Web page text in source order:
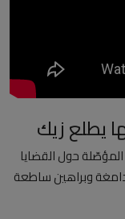
يطلع زيك
حول القضايا
وبراهين ساطعة